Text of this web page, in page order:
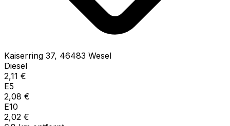
Kaiserring 37, 46483 Wesel
Diesel
2,11 €
E5
2,08 €
E10
2,02 €